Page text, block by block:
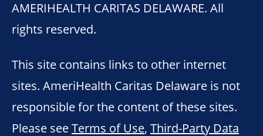
AMERIHEALTH CARITAS DELAWARE. All
rights reserved.
This site contains links to other internet
sites. AmeriHealth Caritas Delaware is not
responsible for the content of these sites.
Please seeTerms of Use, Third-Party Data